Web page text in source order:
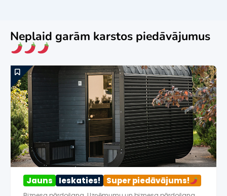
Neplaid garām karstos piedāvājumus
Ieskaties! Super piedāvājums!